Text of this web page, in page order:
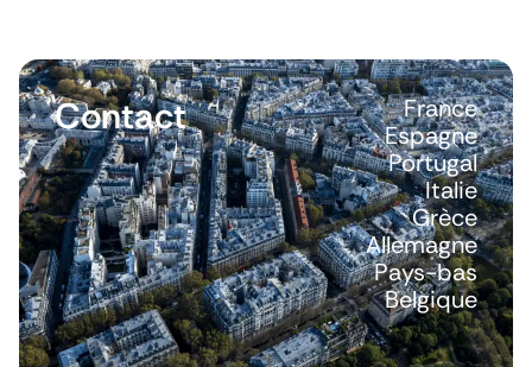
Contact
France
Espagne
Portugal
Italie
Grèce
Allemagne
Pays-bas
Belgique